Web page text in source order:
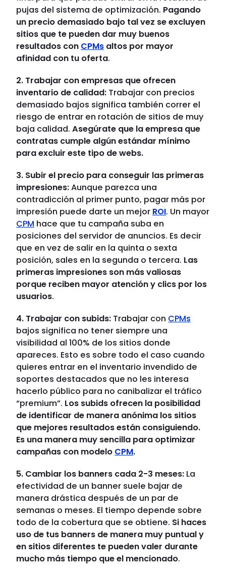
pujas del sistema de optimización. Pagando
un precio demasiado bajo tal vez se excluyen
sitios que te pueden dar muy buenos
resultados con CPMs altos por mayor
afinidad con tu oferta.
2. Trabajar con empresas que ofrecen
inventario de calidad: Trabajar con precios
demasiado bajos significa también correr el
riesgo de entrar en rotación de sitios de muy
baja calidad. Asegúrate que la empresa que
contratas cumple algún estándar mínimo
para excluir este tipo de webs.
3. Subir el precio para conseguir las primeras
impresiones:Aunque parezca una
contradicción al primer punto, pagar más por
impresión puede darte un mejor ROI. Un mayor
CPM hace que tu campaña suba en
posiciones del servidor de anuncios. Es decir
que en vez de salir en la quinta o sexta
posición, sales en la segunda o tercera. Las
primeras impresiones son más valiosas
porque reciben mayor atención y clics por los
usuarios.
4. Trabajar con subids: Trabajar con CPMs
bajos significa no tener siempre una
visibilidad al 100% de los sitios donde
apareces. Esto es sobre todo el caso cuando
quieres entrar en el inventario invendido de
soportes destacados que no les interesa
hacerlo público para no canibalizar el tráfico
“premium”. Los subids ofrecen la posibilidad
de identificar de manera anónima los sitios
que mejores resultados están consiguiendo.
Es una manera muy sencilla para optimizar
campañas con modelo CPM.
5. Cambiar los banners cada 2-3 meses: La
efectividad de un banner suele bajar de
manera drástica después de un par de
semanas o meses. El tiempo depende sobre
todo de la cobertura que se obtiene. Si haces
uso de tus banners de manera muy puntual y
en sitios diferentes te pueden valer durante
mucho más tiempo que el mencionado.